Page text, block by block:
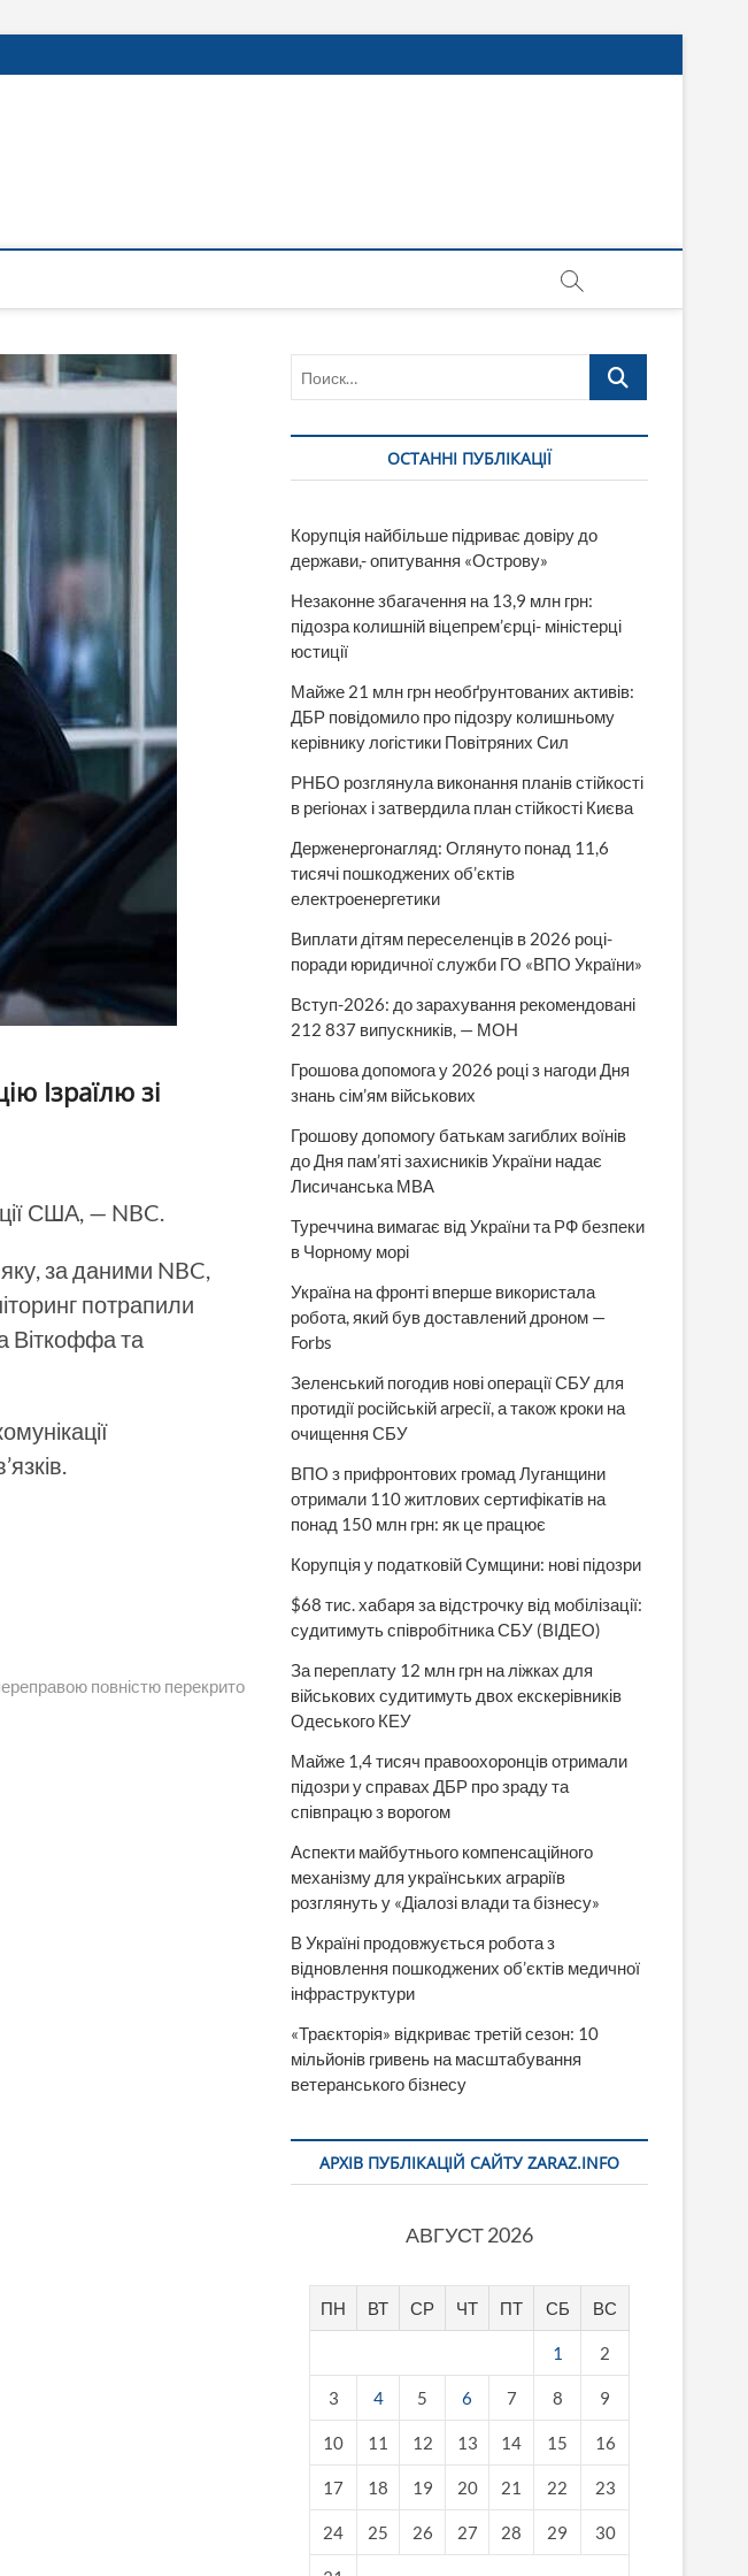
Ізраїлю зі
США, — NBC.
за даними NBC,
потрапили
Віткоффа та
повністю перекрито
Поиск…
ОСТАННІ ПУБЛІКАЦІЇ
Корупція найбільше підриває довіру до
держави,- опитування «Острову»
Незаконне збагачення на 13,9 млн грн:
підозра колишній віцепрем’єрці- міністерці
юстиції
Майже 21 млн грн необґрунтованих активів:
ДБР повідомило про підозру колишньому
керівнику логістики Повітряних Сил
РНБО розглянула виконання планів стійкості
в регіонах і затвердила план стійкості Києва
Держенергонагляд: Оглянуто понад 11,6
тисячі пошкоджених об’єктів
електроенергетики
Виплати дітям переселенців в 2026 році-
поради юридичної служби ГО «ВПО України»
Вступ-2026: до зарахування рекомендовані
212 837 випускників, — МОН
Грошова допомога у 2026 році з нагоди Дня
знань сім’ям військових
Грошову допомогу батькам загиблих воїнів
до Дня пам’яті захисників України надає
Лисичанська МВА
Туреччина вимагає від України та РФ безпеки
в Чорному морі
Україна на фронті вперше використала
робота, який був доставлений дроном —
Forbs
Зеленський погодив нові операції СБУ для
протидії російській агресії, а також кроки на
очищення СБУ
ВПО з прифронтових громад Луганщини
отримали 110 житлових сертифікатів на
понад 150 млн грн: як це працює
Корупція у податковій Сумщини: нові підозри
$68 тис. хабаря за відстрочку від мобілізації:
судитимуть співробітника СБУ (ВІДЕО)
За переплату 12 млн грн на ліжках для
військових судитимуть двох екскерівників
Одеського КЕУ
Майже 1,4 тисяч правоохоронців отримали
підозри у справах ДБР про зраду та
співпрацю з ворогом
Аспекти майбутнього компенсаційного
механізму для українських аграріїв
розглянуть у «Діалозі влади та бізнесу»
В Україні продовжується робота з
відновлення пошкоджених об’єктів медичної
інфраструктури
«Траєкторія» відкриває третій сезон: 10
мільйонів гривень на масштабування
ветеранського бізнесу
АРХІВ ПУБЛІКАЦІЙ САЙТУ ZARAZ.INFO
АВГУСТ 2026
ПН ВТ СР ЧТ ПТ СБ ВС
1 2
3 4 5 6 7 8 9
10 11 12 13 14 15 16
17 18 19 20 21 22 23
24 25 26 27 28 29 30